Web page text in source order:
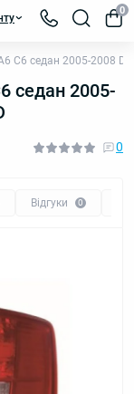
0
C6 седан 2005-2008
седан 2005-
0
Відгуки 0